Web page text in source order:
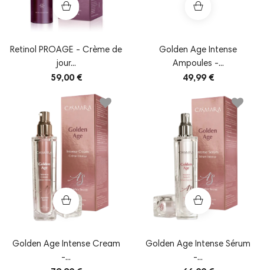
Retinol PROAGE - Crème de
jour...
59,00 €
Golden Age Intense
Ampoules -...
49,99 €
Golden Age Intense Cream
-...
Golden Age Intense Sérum
-...